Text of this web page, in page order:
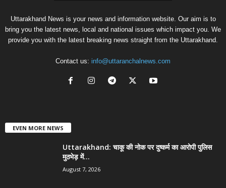
Uttarakhand News is your news and information website. Our aim is to
bring you the latest news, local and national issues which impact you. We
provide you with the latest breaking news straight from the Uttarakhand.
Contact us: info@uttaranchalnews.com
EVEN MORE NEWS
Uttarakhand: चाकू की नोक पर दुष्कर्म का आरोपी पुलिस
मुठभेड़ में...
August 7, 2026